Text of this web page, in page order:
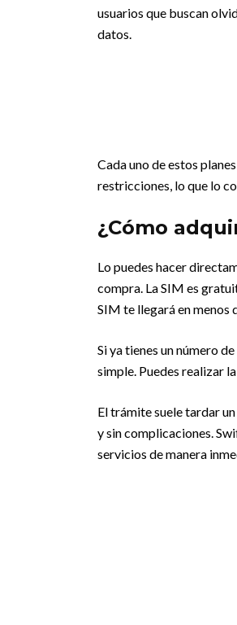
usuarios que buscan
datos.
Cada uno de estos
restricciones, lo que lo
¿Cómo
Lo puedes hacer
compra. La SIM es
SIM te llegará en menos
Si ya tienes un número
simple. Puedes realizar
El trámite suele tardar
y sin complicaciones.
servicios de manera